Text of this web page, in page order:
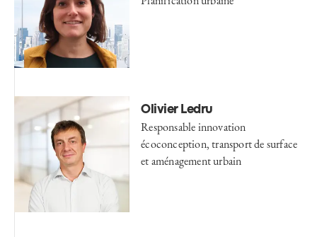
Olivier Ledru
Responsable innovation
écoconception, transport de surface
et aménagement urbain